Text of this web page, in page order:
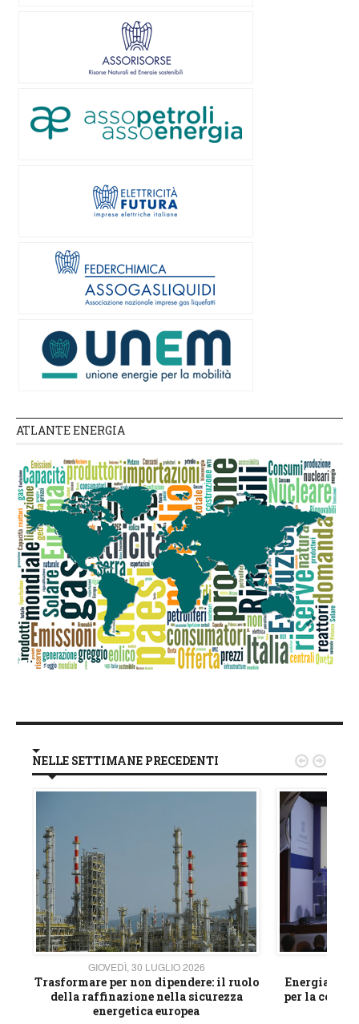
ATLANTE ENERGIA
NELLE SETTIMANE PRECEDENTI
GIOVEDÌ, 30 LUGLIO 2026
Trasformare per non dipendere: il ruolo
della raffinazione nella sicurezza
energetica europea
Energia e
per la
 